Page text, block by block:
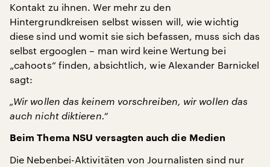
Kontakt zu ihnen. Wer mehr zu den
Hintergrundkreisen selbst wissen will, wie wichtig
diese sind und womit sie sich befassen, muss sich das
selbst ergooglen – man wird keine Wertung bei
„cahoots“ finden, absichtlich, wie Alexander Barnickel
sagt:
„Wir wollen das keinem vorschreiben, wir wollen das
auch nicht diktieren.“
Beim Thema NSU versagten auch die Medien
Die Nebenbei-Aktivitäten von Journalisten sind nur